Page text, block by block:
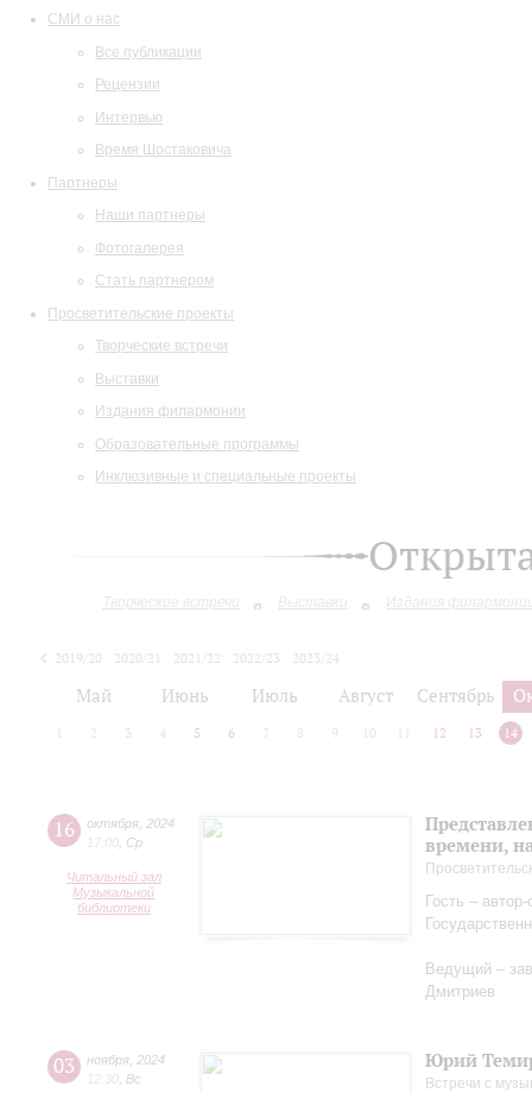
СМИ о нас
Все публикации
Рецензии
Интервью
Время Шостаковича
Партнеры
Наши партнеры
Фотогалерея
Стать партнером
Просветительские проекты
Творческие встречи
Выставки
Издания филармонии
Образовательные программы
Инклюзивные и специальные проекты
Творческие встречи Выставки Издания
2019/20 2020/21 2021/22 2022/23
2023/24
Май Июнь Июль Август Сентябрь
2 3 4 5 6 7 8 9 10 12 13 14
16 октября 2024
17:00 Ср
Читальный зал
Музыкальной
библиотеки
времени,
Гость –
Ведущий –
Дмитриев
03 ноября 2024
12:30 Вс
Юрий
Встречи с